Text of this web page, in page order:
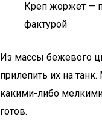
Креп жоржет —
фактурой
Из массы бежевого
прилепить их на
какими-либо
готов.